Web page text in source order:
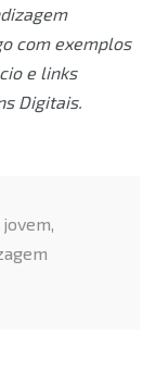
com exemplos
e links
Digitais.